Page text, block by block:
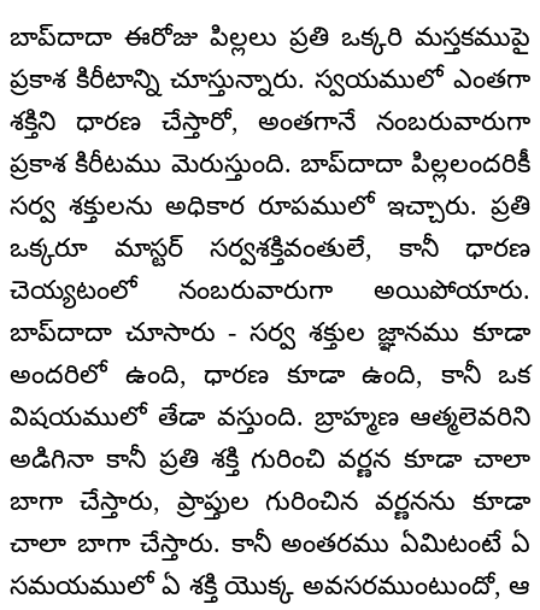
బాప్‌దాదా ఈరోజు పిల్లలు ప్రతి ఒక్కరి మస్తకముపై
ప్రకాశ కిరీటాన్ని చూస్తున్నారు. స్వయములో ఎంతగా
శక్తిని ధారణ చేస్తారో, అంతగానే నంబరువారుగా
ప్రకాశ కిరీటము మెరుస్తుంది. బాప్‌దాదా పిల్లలందరికీ
సర్వ శక్తులను అధికార రూపములో ఇచ్చారు. ప్రతి
ఒక్కరూ మాస్టర్ సర్వశక్తివంతులే, కానీ ధారణ
చెయ్యటంలో నంబరువారుగా అయిపోయారు.
బాప్‌దాదా చూసారు - సర్వ శక్తుల జ్ఞానము కూడా
అందరిలో ఉంది, ధారణ కూడా ఉంది, కానీ ఒక
విషయములో తేడా వస్తుంది. బ్రాహ్మణ ఆత్మలెవరిని
అడిగినా కానీ ప్రతి శక్తి గురించి వర్ణన కూడా చాలా
బాగా చేస్తారు, ప్రాప్తుల గురించిన వర్ణనను కూడా
చాలా బాగా చేస్తారు. కానీ అంతరము ఏమిటంటే ఏ
సమయములో ఏ శక్తి యొక్క అవసరముంటుందో, ఆ